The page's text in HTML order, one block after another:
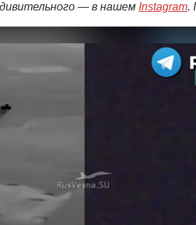
— в нашем Instagram.